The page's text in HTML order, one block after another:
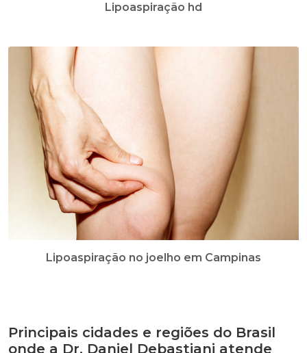
Lipoaspiração hd
Lipoaspiração no joelho em Campinas
Principais cidades e regiões do Brasil
onde a Dr. Daniel Debastiani atende